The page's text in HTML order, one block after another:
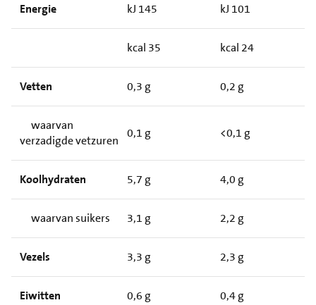
Energie kJ 145 kJ 101
kcal 35 kcal 24
Vetten 0,3 g 0,2 g
waarvan
verzadigde vetzuren
0,1 g <0,1 g
Koolhydraten 5,7 g 4,0 g
waarvan suikers 3,1 g 2,2 g
Vezels 3,3 g 2,3 g
Eiwitten 0,6 g 0,4 g